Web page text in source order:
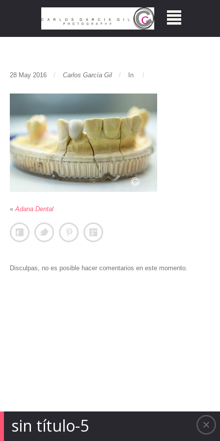
sin título-5
28 May 2016 Carlos García Gil In
«Adana Dental
Disculpas, no es posible hacer comentarios en este momento.